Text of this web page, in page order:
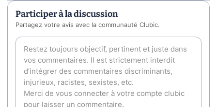
Participer à la discussion
Partagez votre avis avec la communauté Clubic.